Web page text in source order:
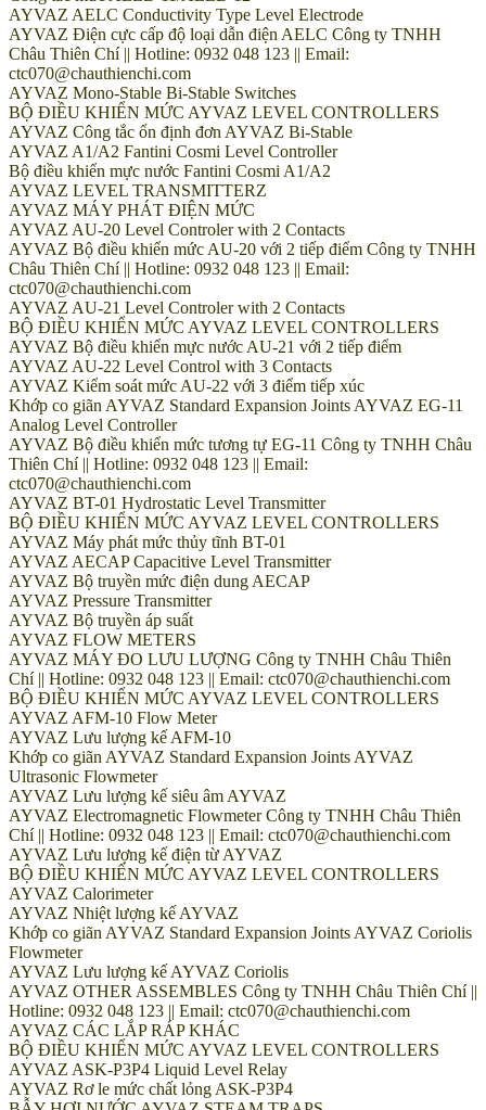
AYVAZ AELC Conductivity Type Level Electrode
AYVAZ Điện cực cấp độ loại dẫn điện AELC Công ty TNHH
Châu Thiên Chí || Hotline: 0932 048 123 || Email:
ctc070@chauthienchi.com
AYVAZ Mono-Stable Bi-Stable Switches
BỘ ĐIỀU KHIỂN MỨC AYVAZ LEVEL CONTROLLERS
AYVAZ Công tắc ổn định đơn AYVAZ Bi-Stable
AYVAZ A1/A2 Fantini Cosmi Level Controller
Bộ điều khiển mực nước Fantini Cosmi A1/A2
AYVAZ LEVEL TRANSMITTERZ
AYVAZ MÁY PHÁT ĐIỆN MỨC
AYVAZ AU-20 Level Controler with 2 Contacts
AYVAZ Bộ điều khiển mức AU-20 với 2 tiếp điểm Công ty TNHH
Châu Thiên Chí || Hotline: 0932 048 123 || Email:
ctc070@chauthienchi.com
AYVAZ AU-21 Level Controler with 2 Contacts
BỘ ĐIỀU KHIỂN MỨC AYVAZ LEVEL CONTROLLERS
AYVAZ Bộ điều khiển mực nước AU-21 với 2 tiếp điểm
AYVAZ AU-22 Level Control with 3 Contacts
AYVAZ Kiểm soát mức AU-22 với 3 điểm tiếp xúc
Khớp co giãn AYVAZ Standard Expansion Joints AYVAZ EG-11
Analog Level Controller
AYVAZ Bộ điều khiển mức tương tự EG-11 Công ty TNHH Châu
Thiên Chí || Hotline: 0932 048 123 || Email:
ctc070@chauthienchi.com
AYVAZ BT-01 Hydrostatic Level Transmitter
BỘ ĐIỀU KHIỂN MỨC AYVAZ LEVEL CONTROLLERS
AYVAZ Máy phát mức thủy tĩnh BT-01
AYVAZ AECAP Capacitive Level Transmitter
AYVAZ Bộ truyền mức điện dung AECAP
AYVAZ Pressure Transmitter
AYVAZ Bộ truyền áp suất
AYVAZ FLOW METERS
AYVAZ MÁY ĐO LƯU LƯỢNG Công ty TNHH Châu Thiên
Chí || Hotline: 0932 048 123 || Email: ctc070@chauthienchi.com
BỘ ĐIỀU KHIỂN MỨC AYVAZ LEVEL CONTROLLERS
AYVAZ AFM-10 Flow Meter
AYVAZ Lưu lượng kế AFM-10
Khớp co giãn AYVAZ Standard Expansion Joints AYVAZ
Ultrasonic Flowmeter
AYVAZ Lưu lượng kế siêu âm AYVAZ
AYVAZ Electromagnetic Flowmeter Công ty TNHH Châu Thiên
Chí || Hotline: 0932 048 123 || Email: ctc070@chauthienchi.com
AYVAZ Lưu lượng kế điện từ AYVAZ
BỘ ĐIỀU KHIỂN MỨC AYVAZ LEVEL CONTROLLERS
AYVAZ Calorimeter
AYVAZ Nhiệt lượng kế AYVAZ
Khớp co giãn AYVAZ Standard Expansion Joints AYVAZ Coriolis
Flowmeter
AYVAZ Lưu lượng kế AYVAZ Coriolis
AYVAZ OTHER ASSEMBLES Công ty TNHH Châu Thiên Chí ||
Hotline: 0932 048 123 || Email: ctc070@chauthienchi.com
AYVAZ CÁC LẮP RÁP KHÁC
BỘ ĐIỀU KHIỂN MỨC AYVAZ LEVEL CONTROLLERS
AYVAZ ASK-P3P4 Liquid Level Relay
AYVAZ Rơ le mức chất lỏng ASK-P3P4